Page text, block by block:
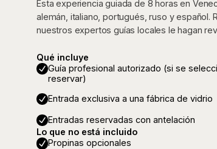
Esta experiencia guiada de 8 horas en
alemán, italiano, portugués, ruso y
nuestros expertos guías locales le hagan
Qué incluye
Guía profesional autorizado (si se
reservar)
Entrada exclusiva a una fábrica de vidrio
Entradas reservadas con antelación
Lo que no está incluido
Propinas opcionales